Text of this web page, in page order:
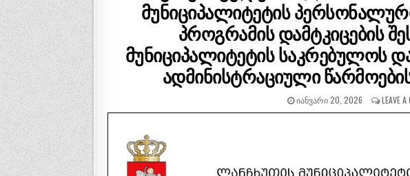
E
D
I
N
მუნიციპალიტეტის
პროგრამის დამტკიცების
მუნიციპალიტეტის საკრებულოს
ადმინისტრაციული
ᲘᲐᲜᲕᲐᲠᲘ 20, 2026 LEAVE